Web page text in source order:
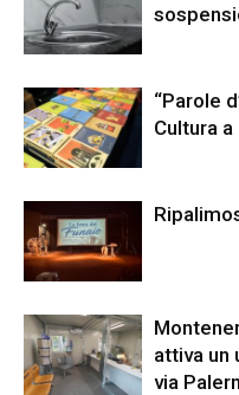
“Parole
Cultura
attiva un
via